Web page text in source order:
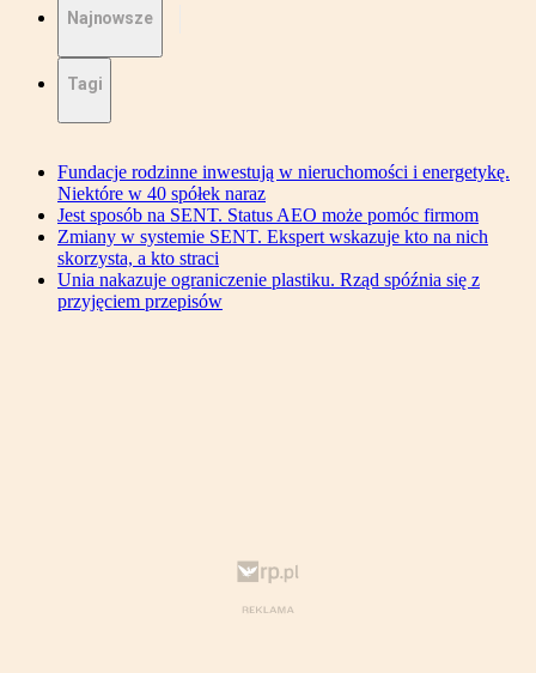
Najnowsze
Tagi
Fundacje rodzinne inwestują w nieruchomości i energetykę.
Niektóre w 40 spółek naraz
Jest sposób na SENT. Status AEO może pomóc firmom
Zmiany w systemie SENT. Ekspert wskazuje kto na nich
skorzysta, a kto straci
Unia nakazuje ograniczenie plastiku. Rząd spóźnia się z
przyjęciem przepisów